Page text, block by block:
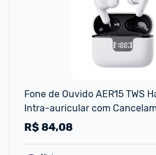
Fone de Ouvido AER15 TWS
Intra-auricular com
Ruído Geonav
R$84,08